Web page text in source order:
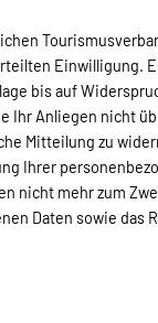
Einwilligung.
bis auf
Ihr Anliegen nicht
Mitteilung zu
Ihrer
nicht mehr zum
Daten sowie das